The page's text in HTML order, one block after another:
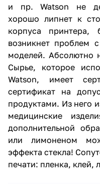
и пр. Watson не
хорошо липнет к
корпуса
возникнет проблем
моделей. Абсолютно
Сырье, которое
Watson, имеет
сертификат на
продуктами. Из него
медицинские
дополнительной
или лимоненом
эффекта стекла!
печати: пленка, клей,